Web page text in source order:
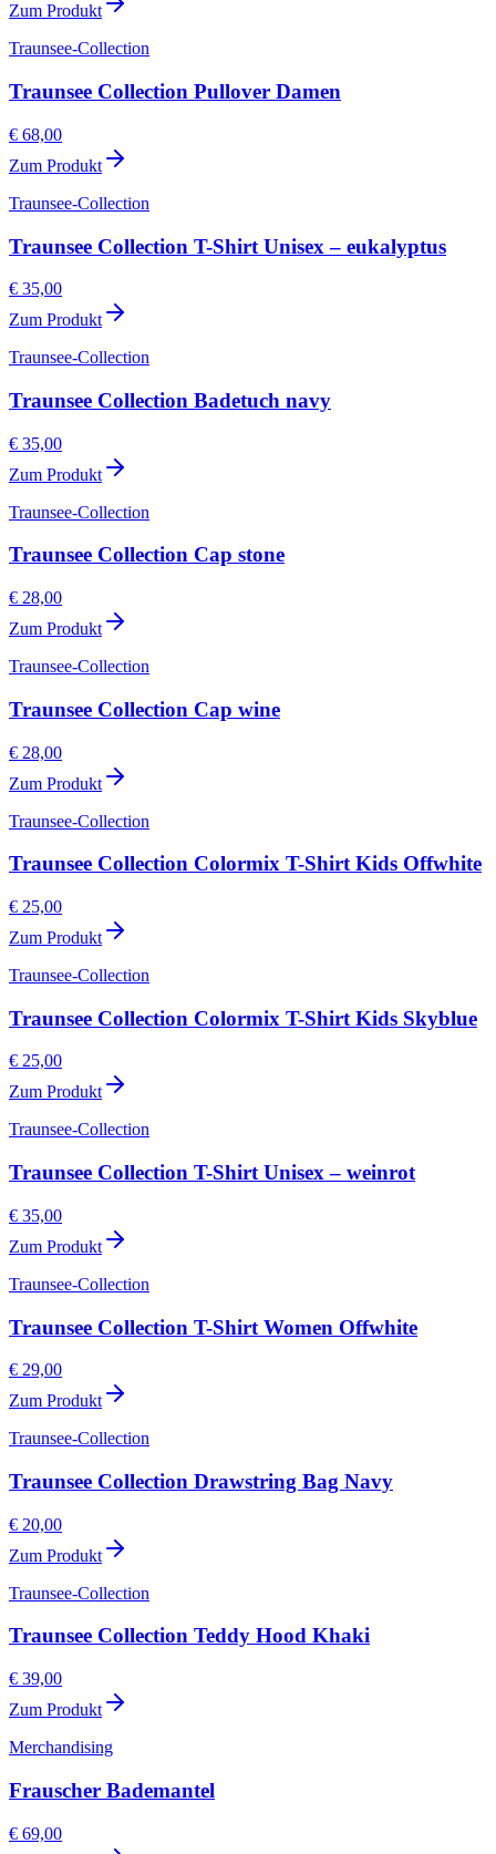
Zum Produkt
Traunsee-Collection
Traunsee Collection Pullover Damen
€ 68,00
Zum Produkt
Traunsee-Collection
Traunsee Collection T-Shirt Unisex – eukalyptus
€ 35,00
Zum Produkt
Traunsee-Collection
Traunsee Collection Badetuch navy
€ 35,00
Zum Produkt
Traunsee-Collection
Traunsee Collection Cap stone
€ 28,00
Zum Produkt
Traunsee-Collection
Traunsee Collection Cap wine
€ 28,00
Zum Produkt
Traunsee-Collection
Traunsee Collection Colormix T-Shirt Kids Offwhite
€ 25,00
Zum Produkt
Traunsee-Collection
Traunsee Collection Colormix T-Shirt Kids Skyblue
€ 25,00
Zum Produkt
Traunsee-Collection
Traunsee Collection T-Shirt Unisex – weinrot
€ 35,00
Zum Produkt
Traunsee-Collection
Traunsee Collection T-Shirt Women Offwhite
€ 29,00
Zum Produkt
Traunsee-Collection
Traunsee Collection Drawstring Bag Navy
€ 20,00
Zum Produkt
Traunsee-Collection
Traunsee Collection Teddy Hood Khaki
€ 39,00
Zum Produkt
Merchandising
Frauscher Bademantel
€ 69,00